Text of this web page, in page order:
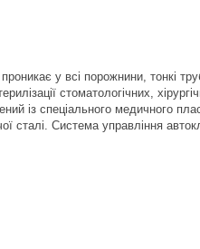
у всі порожнини, тонкі
стоматологічних,
із спеціального медичного
сталі. Система управління